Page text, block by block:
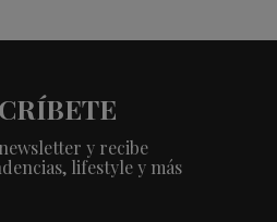
y recibe
lifestyle y más